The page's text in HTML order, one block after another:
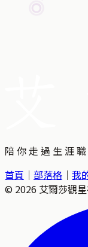
陪 你 走 過 生 涯
首頁 ｜ 部落格 ｜ 我
© 2026 艾爾莎觀